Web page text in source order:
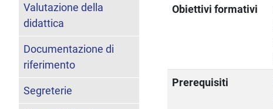
Obiettivi formativi
Prerequisiti
Valutazione della
didattica
Documentazione di
riferimento
Segreterie